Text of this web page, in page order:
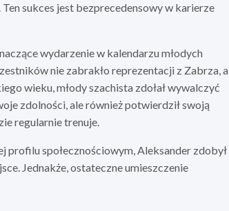
sukces jest bezprecedensowy w karierze
wydarzenie w kalendarzu młodych
nie zabrakło reprezentacji z Zabrza, a
wieku, młody szachista zdołał wywalczyć
zdolności, ale również potwierdził swoją
regularnie trenuje.
społecznościowym, Aleksander zdobył
Jednakże, ostateczne umieszczenie